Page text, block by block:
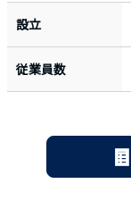
設立
従業員数